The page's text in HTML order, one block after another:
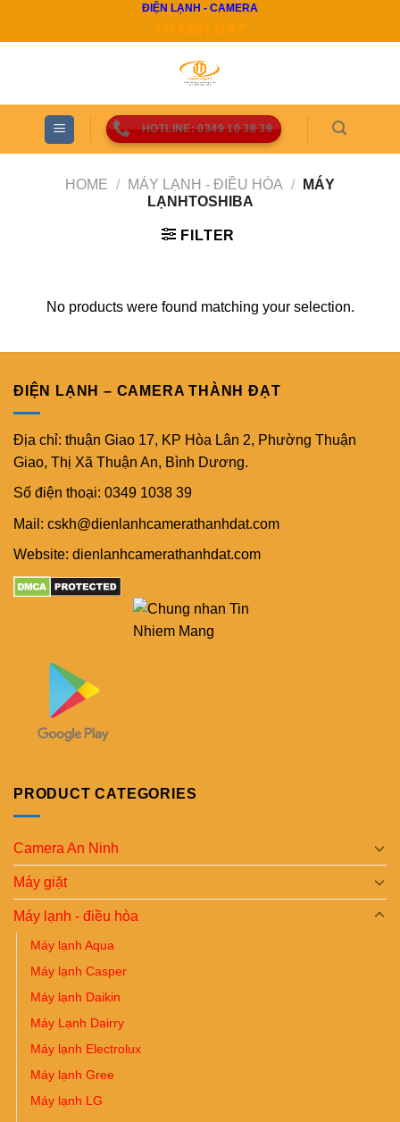
ĐIỆN LẠNH - CAMERA
HOTLINE: 0349 10 38 39
HOME / MÁY LẠNH - ĐIỀU HÒA /
MÁY
LẠNHTOSHIBA
FILTER
No products were found matching your selection.
ĐIỆN LẠNH – CAMERA THÀNH ĐẠT
Địa chỉ: thuận Giao 17, KP Hòa Lân 2, Phường Thuận
Giao, Thị Xã Thuận An, Bình Dương.
Số điện thoại: 0349 1038 39
Mail: cskh@dienlanhcamerathanhdat.com
Website: dienlanhcamerathanhdat.com
PRODUCT CATEGORIES
Camera An Ninh
Máy giặt
Máy lạnh - điều hòa
Máy lạnh Aqua
Máy lạnh Casper
Máy lạnh Daikin
Máy Lạnh Dairry
Máy lạnh Electrolux
Máy lạnh Gree
Máy lạnh LG